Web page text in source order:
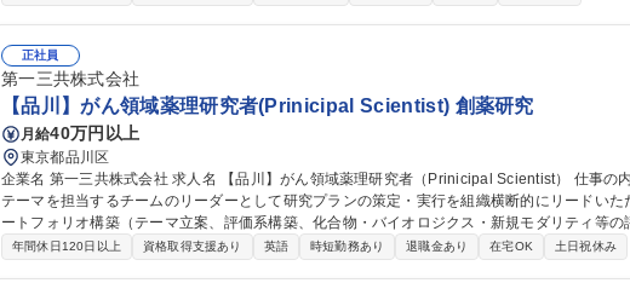
正社員
第一三共株式会社
【品川】がん領域薬理研究者(Prinicipal Scientist) 創薬研究
月給40万円以上
東京都品川区
企業名 第一三共株式会社 求人名 【品川】がん領域薬理研究者（Prinicipal Scientist） 仕事の内容 がん領域の創薬
テーマを担当するチームのリーダーとして研究プランの策定・実行を組織横断的にリードいただきま
ートフォリオ構築（テーマ立案、評価系構築、化合物・バイオロジクス・新規モダリティ等の
研究開発パイプラインの創出に貢献していただきます。 DXd ADCsに続く次世代BGT
年間休日120日以上 資格取得支援あり 英語 時短勤務あり 退職金あり 在宅OK 土日祝休み